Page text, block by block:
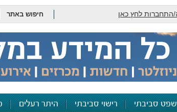
לחץ כאן חיפוש באתר
סביבתי רישוי סביבתי היתר רעלים